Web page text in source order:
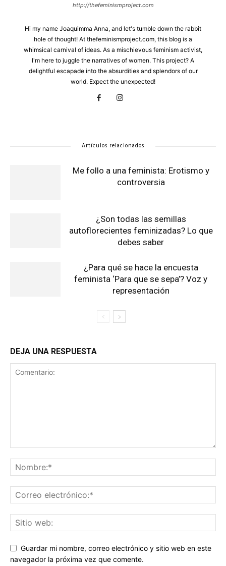
http://thefeminismproject.com
Hi my name Joaquimma Anna, and let's tumble down the rabbit
hole of thought! At thefeminismproject.com, this blog is a
whimsical carnival of ideas. As a mischievous feminism activist,
I'm here to juggle the narratives of women. This project? A
delightful escapade into the absurdities and splendors of our
world. Expect the unexpected!
Artículos relacionados
Me follo a una feminista: Erotismo y
controversia
¿Son todas las semillas
autoflorecientes feminizadas? Lo que
debes saber
¿Para qué se hace la encuesta
feminista ‘Para que se sepa’? Voz y
representación
DEJA UNA RESPUESTA
Guardar mi nombre, correo electrónico y sitio web en este
navegador la próxima vez que comente.